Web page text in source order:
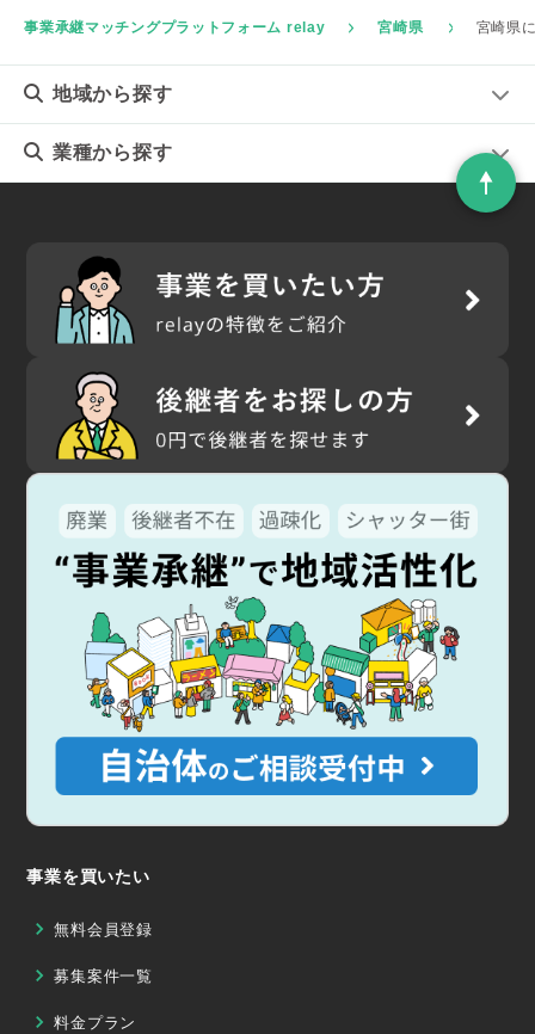
事業承継マッチングプラットフォーム relay 宮崎県 宮崎県
地域から探す
業種から探す
事業を買いたい
無料会員登録
募集案件一覧
料金プラン